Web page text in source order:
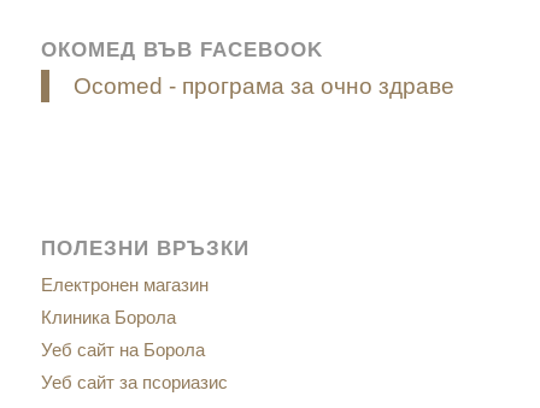
ОКОМЕД ВЪВ FACEBOOK
Ocomed - програма за очно здраве
ПОЛЕЗНИ ВРЪЗКИ
Електронен магазин
Клиника Борола
Уеб сайт на Борола
Уеб сайт за псориазис